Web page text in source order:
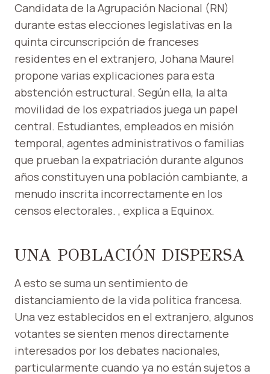
Candidata de la Agrupación Nacional (RN)
durante estas elecciones legislativas en la
quinta circunscripción de franceses
residentes en el extranjero, Johana Maurel
propone varias explicaciones para esta
abstención estructural. Según ella, la alta
movilidad de los expatriados juega un papel
central. Estudiantes, empleados en misión
temporal, agentes administrativos o familias
que prueban la expatriación durante algunos
años constituyen una población cambiante, a
menudo inscrita incorrectamente en los
censos electorales. , explica a Equinox.
UNA POBLACIÓN DISPERSA
A esto se suma un sentimiento de
distanciamiento de la vida política francesa.
Una vez establecidos en el extranjero, algunos
votantes se sienten menos directamente
interesados ​​por los debates nacionales,
particularmente cuando ya no están sujetos a